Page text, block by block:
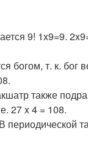
9! 1x9=9.
богом, т. к. бог
также
27 x 4 = 108.
периодической